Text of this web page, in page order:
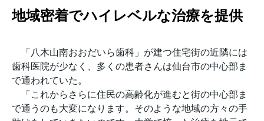
地域密着でハイレベルな治療を提供
「八木山南おおだいら歯科」が建つ住宅街の近隣には
歯科医院が少なく、多くの患者さんは仙台市の中心部ま
で通われていた。
「これからさらに住民の高齢化が進むと街の中心部ま
で通うのも大変になります。そのような地域の方々の手